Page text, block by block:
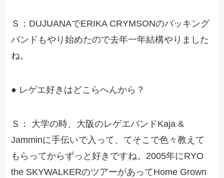
Ｓ：DUJUANAでERIKA CRYMSONのバッキング
バンドもやり始めたので去年一年結構やりました
ね。
● レゲエ好きはどこらへんから？
Ｓ： 大学の時、大阪のレゲエバンドKaja &
Jamminに手伝いで入って、てそこで色々教えて
もらってからずっと好きですね。2005年にRYO
the SKYWALKERのツアーがあってHome Grown